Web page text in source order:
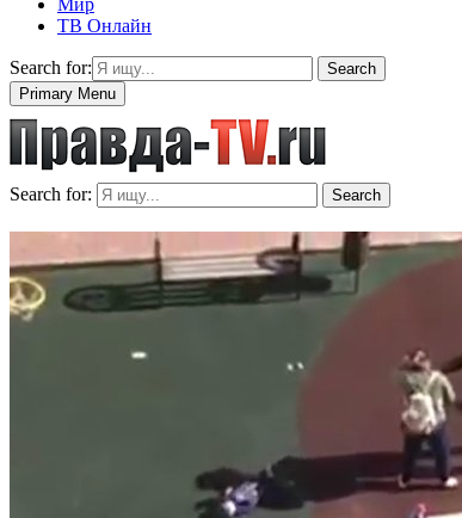
Мир
ТВ Онлайн
Search for:
Search
Primary Menu
Search for: Search